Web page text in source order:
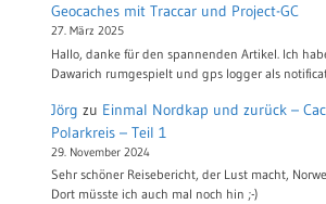
Geocaches mit Traccar und Project-GC
27. März 2025
Hallo, danke für den spannenden Artikel. Ich
Dawarich rumgespielt und gps logger als
Jörg zu Einmal Nordkap und zurück –
Polarkreis – Teil 1
29. November 2024
Sehr schöner Reisebericht, der Lust macht,
Dort müsste ich auch mal noch hin ;-)